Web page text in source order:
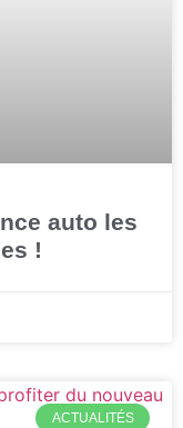
auto les
!
ACTUALITÉS